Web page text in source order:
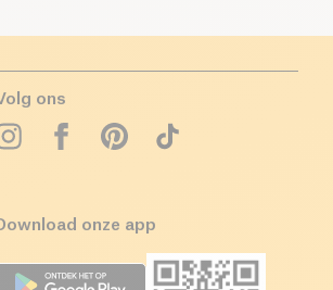
ons
onze app